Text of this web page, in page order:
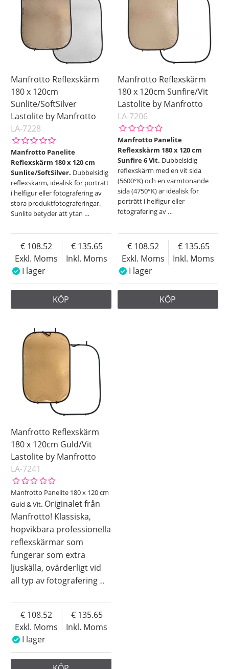
Saldo
Manfrotto Reflexskärm
180 x 120cm
Sunlite/SoftSilver
Lastolite by Manfrotto
LA-7228
Manfrotto Panelite
Reflexskärm 180 x 120 cm
Sunlite/SoftSilver. Dubbelsidig
reflexskärm, idealisk för porträtt
i helfigur eller fotografering av
stora produktfotograferingar.
Sunlite betyder att ytan …
Exkl. Moms
108.52
Inkl. Moms
135.65
I lager
KÖP
Manfrotto Reflexskärm
180 x 120cm Sunfire/Vit
Lastolite by Manfrotto
LA-7206
Manfrotto Panelite
Reflexskärm 180 x 120 cm
Sunfire 6 Vit. Dubbelsidig
reflexskärm med en vit sida
(5600°K) och en varmtonande
sida (4750°K) är idealisk för
porträtt i helfigur eller
fotografering av …
Exkl. Moms
108.52
Inkl. Moms
135.65
I lager
KÖP
Manfrotto Reflexskärm
180 x 120cm Guld/Vit
Lastolite by Manfrotto
LA-7241
Manfrotto Panelite 180 x 120 cm
Guld & Vit. Originalet från
Manfrotto! Klassiska,
hopvikbara professionella
reflexskärmar som
fungerar som extra
ljuskälla, ovärderligt vid
all typ av fotografering …
Exkl. Moms
108.52
Inkl. Moms
135.65
I lager